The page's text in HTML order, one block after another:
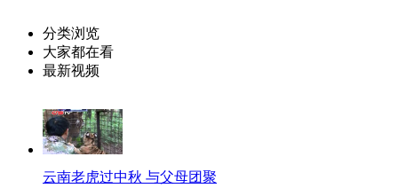
分类浏览
大家都在看
最新视频
云南老虎过中秋 与父母团聚